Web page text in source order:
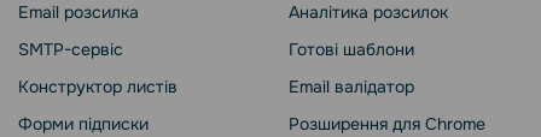
Email розсилка
SMTP-сервіс
Конструктор листів
Форми підписки
Аналітика розсилок
Готові шаблони
Email валідатор
Розширення для Chrome